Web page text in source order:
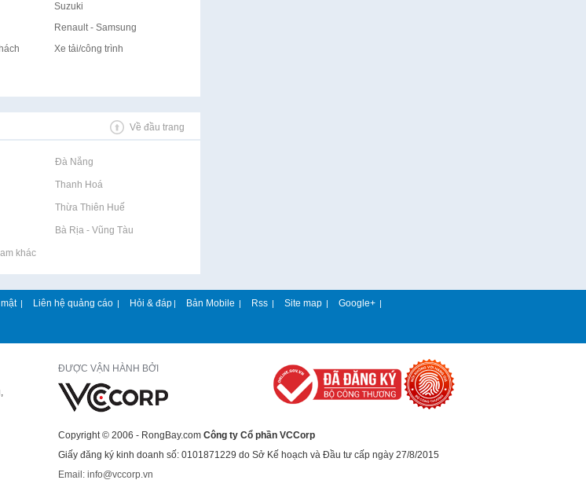
Suzuki
Renault - Samsung
Xe tải/công trình
Về đầu trang
Rao vặt tại Đà Nẵng
Rao vặt tại Thanh Hoá
Rao vặt tại Thừa Thiên Huế
Rao vặt tại Bà Rịa - Vũng Tàu
khác
| Liên hệ quảng cáo | Hỏi & đáp | Bản Mobile | Rss | Site map | Google+ |
ĐƯỢC VẬN HÀNH BỞI
Copyright © 2006 - RongBay.com Công ty Cổ phần VCCorp
Giấy đăng ký kinh doanh số: 0101871229 do Sở Kế hoạch và Đầu tư cấp ngày 27/8/2015
Email: info@vccorp.vn